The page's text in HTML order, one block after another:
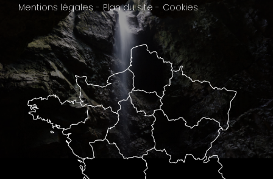
Mentions légales - Plan du site - Cookies